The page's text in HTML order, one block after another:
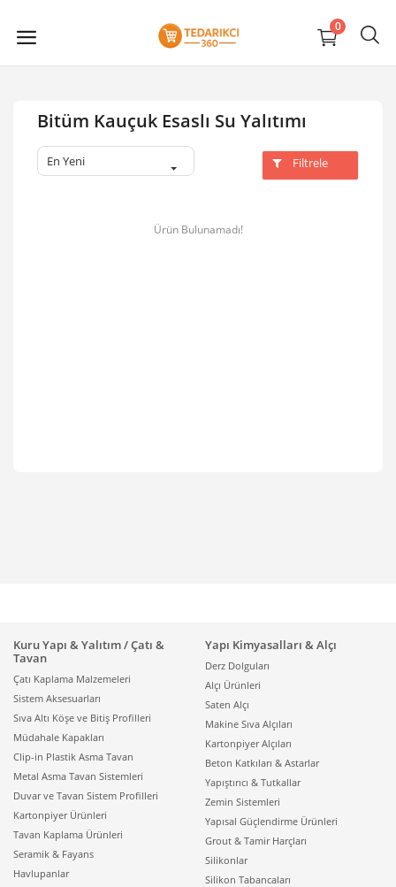
0
Bitüm Kauçuk Esaslı Su Yalıtımı
En Yeni Filtrele
Ürün Bulunamadı!
Kuru Yapı & Yalıtım / Çatı &
Tavan
Çatı Kaplama Malzemeleri
Sistem Aksesuarları
Sıva Altı Köşe ve Bitiş Profilleri
Müdahale Kapakları
Clip-in Plastik Asma Tavan
Metal Asma Tavan Sistemleri
Duvar ve Tavan Sistem Profilleri
Kartonpiyer Ürünleri
Tavan Kaplama Ürünleri
Seramik & Fayans
Havlupanlar
Yapı Kimyasalları & Alçı
Derz Dolguları
Alçı Ürünleri
Saten Alçı
Makine Sıva Alçıları
Kartonpiyer Alçıları
Beton Katkıları & Astarlar
Yapıştırıcı & Tutkallar
Zemin Sistemleri
Yapısal Güçlendirme Ürünleri
Grout & Tamir Harçları
Silikonlar
Silikon Tabancaları